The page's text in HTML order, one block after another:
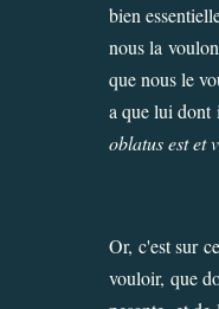
bien
nous la
que nous le
a que lui dont
oblatus est et
Or, c'est sur
vouloir, que